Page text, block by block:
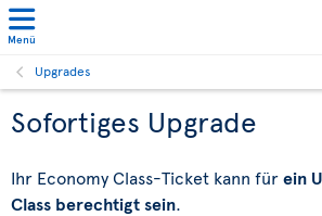
Menü
Upgrades
Sofortiges Upgrade
Ihr Economy Class-Ticket kann fürein
Class berechtigt sein.